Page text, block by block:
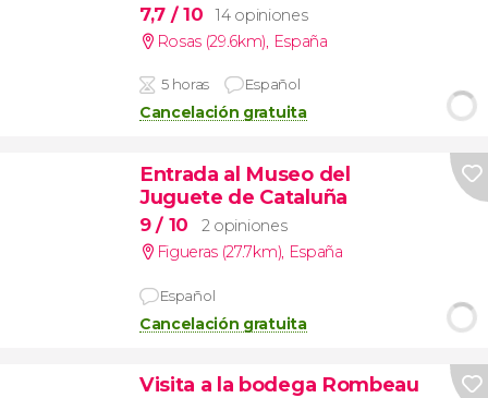
7,7 / 10
14 opiniones
Rosas (29.6km) España
5 horas Español
Cancelación gratuita
Entrada al Museo del
Juguete de Cataluña
9/ 10
2 opiniones
Figueras (27.7km), España
Español
Cancelación gratuita
Visita a la bodega Rombeau